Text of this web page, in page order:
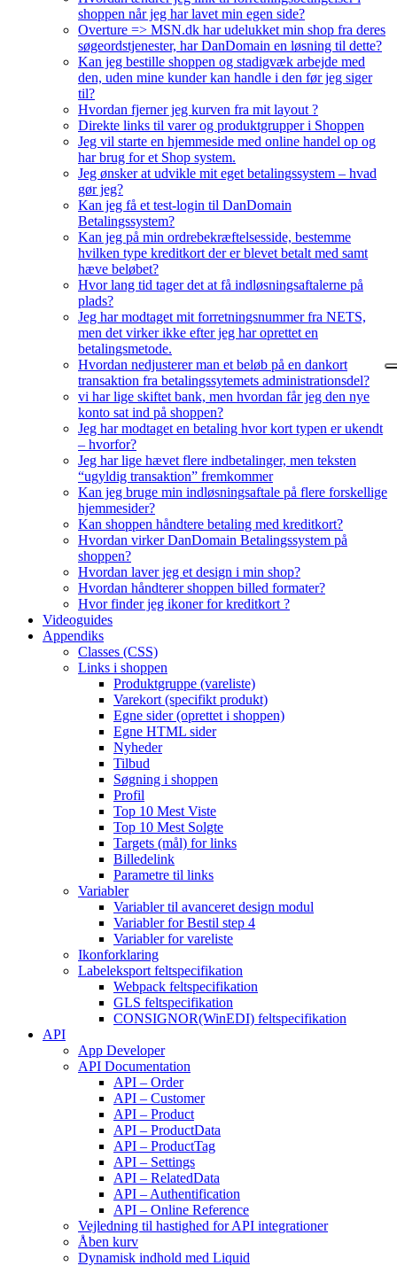
shoppen når jeg har lavet min egen side?
Overture => MSN.dk har udelukket min shop fra deres
søgeordstjenester, har DanDomain en løsning til dette?
Kan jeg bestille shoppen og stadigvæk arbejde med
den, uden mine kunder kan handle i den før jeg siger
til?
Hvordan fjerner jeg kurven fra mit layout ?
Direkte links til varer og produktgrupper i Shoppen
Jeg vil starte en hjemmeside med online handel op og
har brug for et Shop system.
Jeg ønsker at udvikle mit eget betalingssystem – hvad
gør jeg?
Kan jeg få et test-login til DanDomain
Betalingssystem?
Kan jeg på min ordrebekræftelsesside, bestemme
hvilken type kreditkort der er blevet betalt med samt
hæve beløbet?
Hvor lang tid tager det at få indløsningsaftalerne på
plads?
Jeg har modtaget mit forretningsnummer fra NETS,
men det virker ikke efter jeg har oprettet en
betalingsmetode.
Hvordan nedjusterer man et beløb på en dankort
transaktion fra betalingssytemets administrationsdel?
vi har lige skiftet bank, men hvordan får jeg den nye
konto sat ind på shoppen?
Jeg har modtaget en betaling hvor kort typen er ukendt
– hvorfor?
Jeg har lige hævet flere indbetalinger, men teksten
“ugyldig transaktion” fremkommer
Kan jeg bruge min indløsningsaftale på flere forskellige
hjemmesider?
Kan shoppen håndtere betaling med kreditkort?
Hvordan virker DanDomain Betalingssystem på
shoppen?
Hvordan laver jeg et design i min shop?
Hvordan håndterer shoppen billed formater?
Hvor finder jeg ikoner for kreditkort ?
Videoguides
Appendiks
Classes (CSS)
Links i shoppen
Produktgruppe (vareliste)
Varekort (specifikt produkt)
Egne sider (oprettet i shoppen)
Egne HTML sider
Nyheder
Tilbud
Søgning i shoppen
Profil
Top 10 Mest Viste
Top 10 Mest Solgte
Targets (mål) for links
Billedelink
Parametre til links
Variabler
Variabler til avanceret design modul
Variabler for Bestil step 4
Variabler for vareliste
Ikonforklaring
Labeleksport feltspecifikation
Webpack feltspecifikation
GLS feltspecifikation
CONSIGNOR(WinEDI) feltspecifikation
API
App Developer
API Documentation
API – Order
API – Customer
API – Product
API – ProductData
API – ProductTag
API – Settings
API – RelatedData
API – Authentification
API – Online Reference
Vejledning til hastighed for API integrationer
Åben kurv
Dynamisk indhold med Liquid